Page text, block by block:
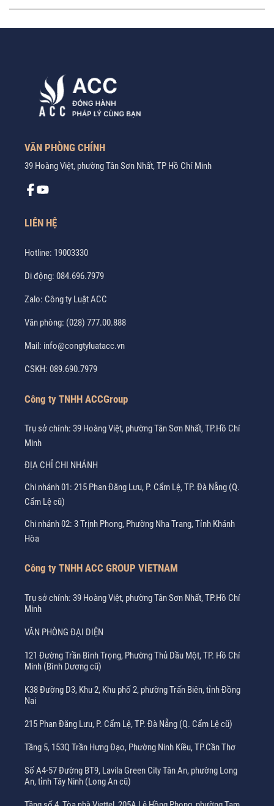
VĂN PHÒNG CHÍNH
39 Hoàng Việt, phường Tân Sơn Nhất, TP Hồ Chí Minh
LIÊN HỆ
Hotline: 19003330
Di động: 084.696.7979
Zalo: Công ty Luật ACC
Văn phòng: (028) 777.00.888
Mail: info@congtyluatacc.vn
CSKH: 089.690.7979
Công ty TNHH ACCGroup
Trụ sở chính: 39 Hoàng Việt, phường Tân Sơn Nhất, TP.Hồ Chí
Minh
ĐỊA CHỈ CHI NHÁNH
Chi nhánh 01: 215 Phan Đăng Lưu, P. Cẩm Lệ, TP. Đà Nẵng (Q.
Cẩm Lệ cũ)
Chi nhánh 02: 3 Trịnh Phong, Phường Nha Trang, Tỉnh Khánh
Hòa
Công ty TNHH ACC GROUP VIETNAM
Trụ sở chính: 39 Hoàng Việt, phường Tân Sơn Nhất, TP.Hồ Chí
Minh
VĂN PHÒNG ĐẠI DIỆN
121 Đường Trần Bình Trọng, Phường Thủ Dầu Một, TP. Hồ Chí
Minh (Bình Dương cũ)
K38 Đường D3, Khu 2, Khu phố 2, phường Trấn Biên, tỉnh Đồng
Nai
215 Phan Đăng Lưu, P. Cẩm Lệ, TP. Đà Nẵng (Q. Cẩm Lệ cũ)
Tầng 5, 153Q Trần Hưng Đạo, Phường Ninh Kiều, TP.Cần Thơ
Số A4-57 Đường BT9, Lavila Green City Tân An, phường Long
An, tỉnh Tây Ninh (Long An cũ)